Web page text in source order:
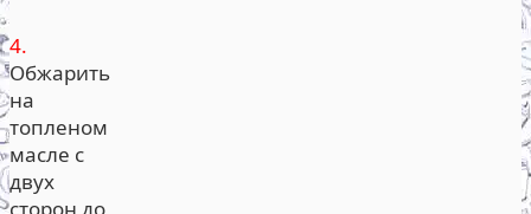
4.
Обжарить
на
топленом
масле с
двух